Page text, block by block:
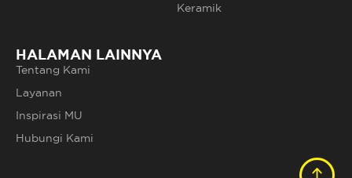
Keramik
HALAMAN LAINNYA
Tentang Kami
Layanan
Inspirasi MU
Hubungi Kami